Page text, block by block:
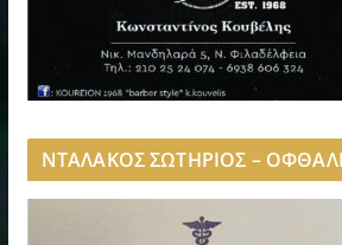
ΝΤΑΛΑΚΟΣ ΣΩΤΗΡΙΟΣ –